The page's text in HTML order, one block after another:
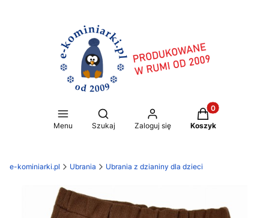
Menu
Otwórz wyszukiwarkę
Szukaj Zaloguj się
Produkty w
Koszyk
e-kominiarki.pl Ubrania Ubrania z dzianiny dla dzieci